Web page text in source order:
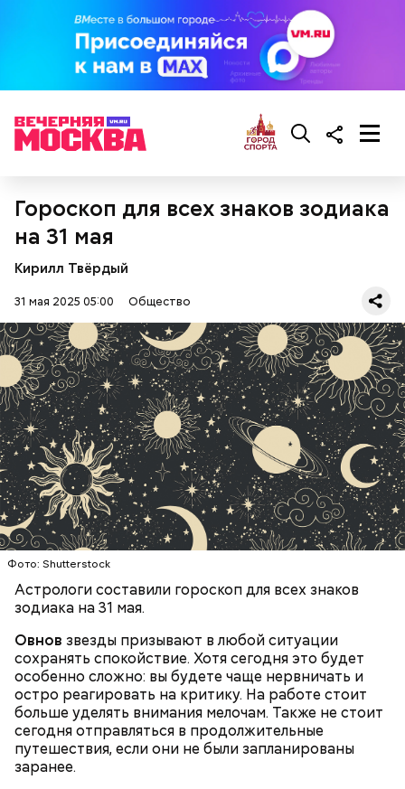
Гороскоп для всех знаков зодиака
на 31 мая
Кирилл Твёрдый
31 мая 2025 05:00 Общество
Фото: Shutterstock
Астрологи составили гороскоп для всех знаков
зодиака на 31 мая.
Овнов звезды призывают в любой ситуации
сохранять спокойствие. Хотя сегодня это будет
особенно сложно: вы будете чаще нервничать и
остро реагировать на критику. На работе стоит
больше уделять внимания мелочам. Также не стоит
сегодня отправляться в продолжительные
путешествия, если они не были запланированы
заранее.
Противень ставится в духовку, разогретую до 180–
190 градусов. Спагетти из кабачка нужно запекать
Уберут отеки и улучшат зрение:
диетолог Соломатина рассказала
о пользе кабачков
Кабачки, тушеные с курицей
Ингредиенты:
Как приготовить домашний
майонез: три простых рецепта
Эндокринолог Куликова
объяснила, в чем заключается
польза сезонных овощей и
фруктов
Как выбрать дыню
Фото: Shutterstock
При выборе дыни эксперт посоветовала
ориентироваться на запах: